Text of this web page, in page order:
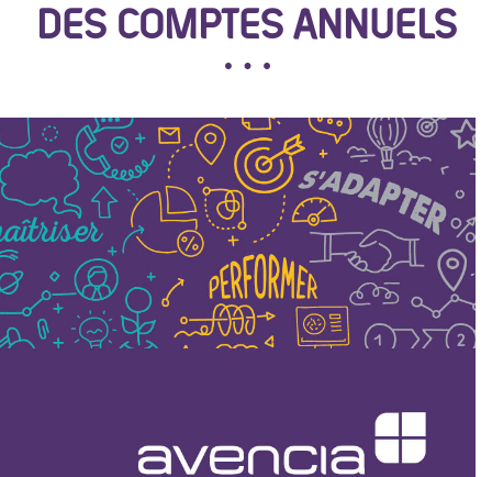
DES COMPTES ANNUELS